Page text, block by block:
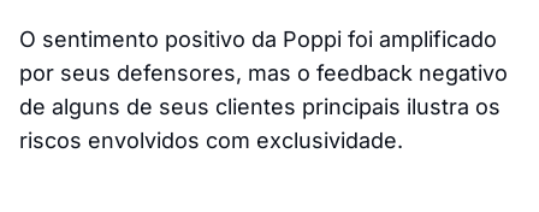
O sentimento positivo da Poppi foi amplificado
por seus defensores, mas o feedback negativo
de alguns de seus clientes principais ilustra os
riscos envolvidos com exclusividade.